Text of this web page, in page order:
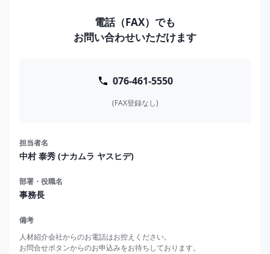
電話（FAX）でも
お問い合わせいただけます
076-461-5550
(FAX登録なし)
担当者名
中村 泰秀 (ナカムラ ヤスヒデ)
部署・役職名
事務長
備考
人材紹介会社からのお電話はお控えください。
お問合せボタンからのお申込みをお待ちしております。